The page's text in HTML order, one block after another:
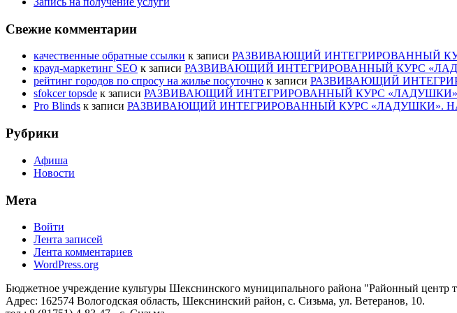
Свежие комментарии
качественные обратные ссылки к записи РАЗВИВАЮЩИЙ ИНТЕГРИРОВАННЫЙ
крауд-маркетинг SEO к записи РАЗВИВАЮЩИЙ ИНТЕГРИРОВАННЫЙ КУРС
рейтинг городов по спросу на жилье посуточно к записи РАЗВИВАЮЩИЙ
sfokcer topsde к записи РАЗВИВАЮЩИЙ ИНТЕГРИРОВАННЫЙ КУРС
Pro Blinds к записи РАЗВИВАЮЩИЙ ИНТЕГРИРОВАННЫЙ КУРС «ЛАДУШКИ».
Рубрики
Афиша
Новости
Мета
Войти
Лента записей
Лента комментариев
WordPress.org
Бюджетное учреждение культуры Шекснинского муниципального района "Районный центр
Адрес: 162574 Вологодская область, Шекснинский район, с. Сизьма, ул. Ветеранов, 10.